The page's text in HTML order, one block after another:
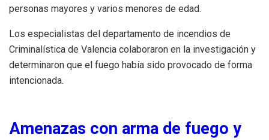
personas mayores y varios menores de edad.
Los especialistas del departamento de incendios de
Criminalística de Valencia colaboraron en la investigación y
determinaron que el fuego había sido provocado de forma
intencionada.
Amenazas con arma de fuego y